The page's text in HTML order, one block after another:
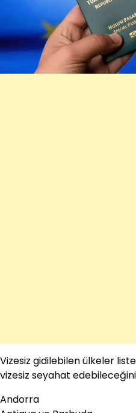
Vizesiz gidilebilen ülkeler
vizesiz seyahat
Andorra